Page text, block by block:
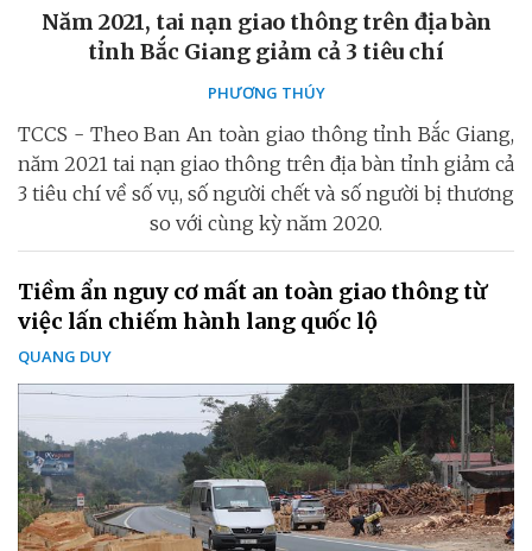
Năm 2021, tai nạn giao thông trên địa bàn
tỉnh Bắc Giang giảm cả 3 tiêu chí
PHƯƠNG THÚY
TCCS - Theo Ban An toàn giao thông tỉnh Bắc Giang,
năm 2021 tai nạn giao thông trên địa bàn tỉnh giảm cả
3 tiêu chí về số vụ, số người chết và số người bị thương
so với cùng kỳ năm 2020.
Tiềm ẩn nguy cơ mất an toàn giao thông từ
việc lấn chiếm hành lang quốc lộ
QUANG DUY